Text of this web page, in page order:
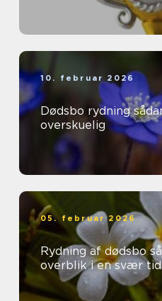
10. februar 2026
Dødsbo rydning sådan bliver processen
overskuelig
05. februar 2026
Rydning af dødsbo sådan skaber du
overblik i en svær tid